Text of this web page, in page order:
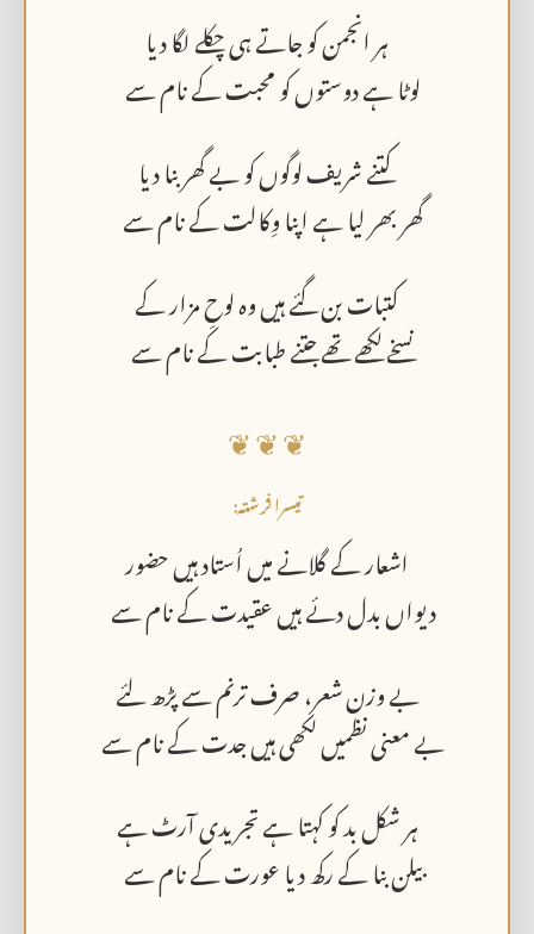
ہر انجمن کو جاتے ہی چکلے لگا دیا
لوٹا ہے دوستوں کو محبت کے نام سے
کتنے شریف لوگوں کو بے گھر بنا دیا
گھر بھر لیا ہے اپنا وِکالت کے نام سے
کتبات بن گئے ہیں وہ لوحِ مزار کے
نسخے لکھے تھے جتنے طبابت کے نام سے
❦ ❦ ❦
تیسرا فرشتہ:
اشعار کے گلانے میں اُستاد ہیں حضور
دیواں بدل دئے ہیں عقیدت کے نام سے
بے وزن شعر، صرف ترنم سے پڑھ لئے
بے معنی نظمیں لکھی ہیں جدت کے نام سے
ہر شکل بد کو کہتا ہے تجریدی آرٹ ہے
بیلن بنا کے رکھ دیا عورت کے نام سے